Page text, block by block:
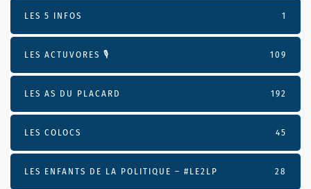
LES 5 INFOS 1
LES ACTUVORES 🎙 109
LES AS DU PLACARD 192
LES COLOCS 45
LES ENFANTS DE LA POLITIQUE – #LE2LP 28